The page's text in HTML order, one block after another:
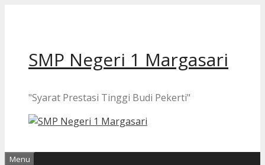
SMP Negeri 1 Margasari
"Syarat Prestasi Tinggi Budi Pekerti"
Menu